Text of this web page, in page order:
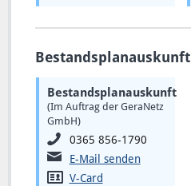
Bestandsplanauskunft
Bestandsplanauskunft
(Im Auftrag der GeraNetz
GmbH)
0365 856-1790
E-Mail senden
V-Card